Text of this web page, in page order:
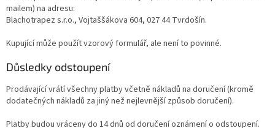
mailem) na adresu:
Blachotrapez s.r.o., Vojtaššákova 604, 027 44 Tvrdošín.
Kupující může použít vzorový formulář, ale není to povinné.
Důsledky odstoupení
Prodávající vrátí všechny platby včetně nákladů na doručení (kromě
dodatečných nákladů za jiný než nejlevnější způsob doručení).
Platby budou vráceny do 14 dnů od doručení oznámení o odstoupení.